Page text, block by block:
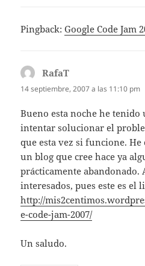
Pingback:Google Code Jam
RafaT
14 septiembre, 2007 a las 11:10 pm
Bueno esta noche he tenido
intentar solucionar el
que esta vez si funcione.
un blog que cree hace ya
prácticamente abandonado.
interesados, pues este es el
http://
e-code-jam-2007/
Un saludo.